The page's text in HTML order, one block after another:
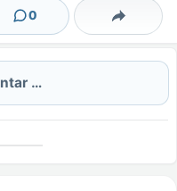
0
Kommentare Teilen
…